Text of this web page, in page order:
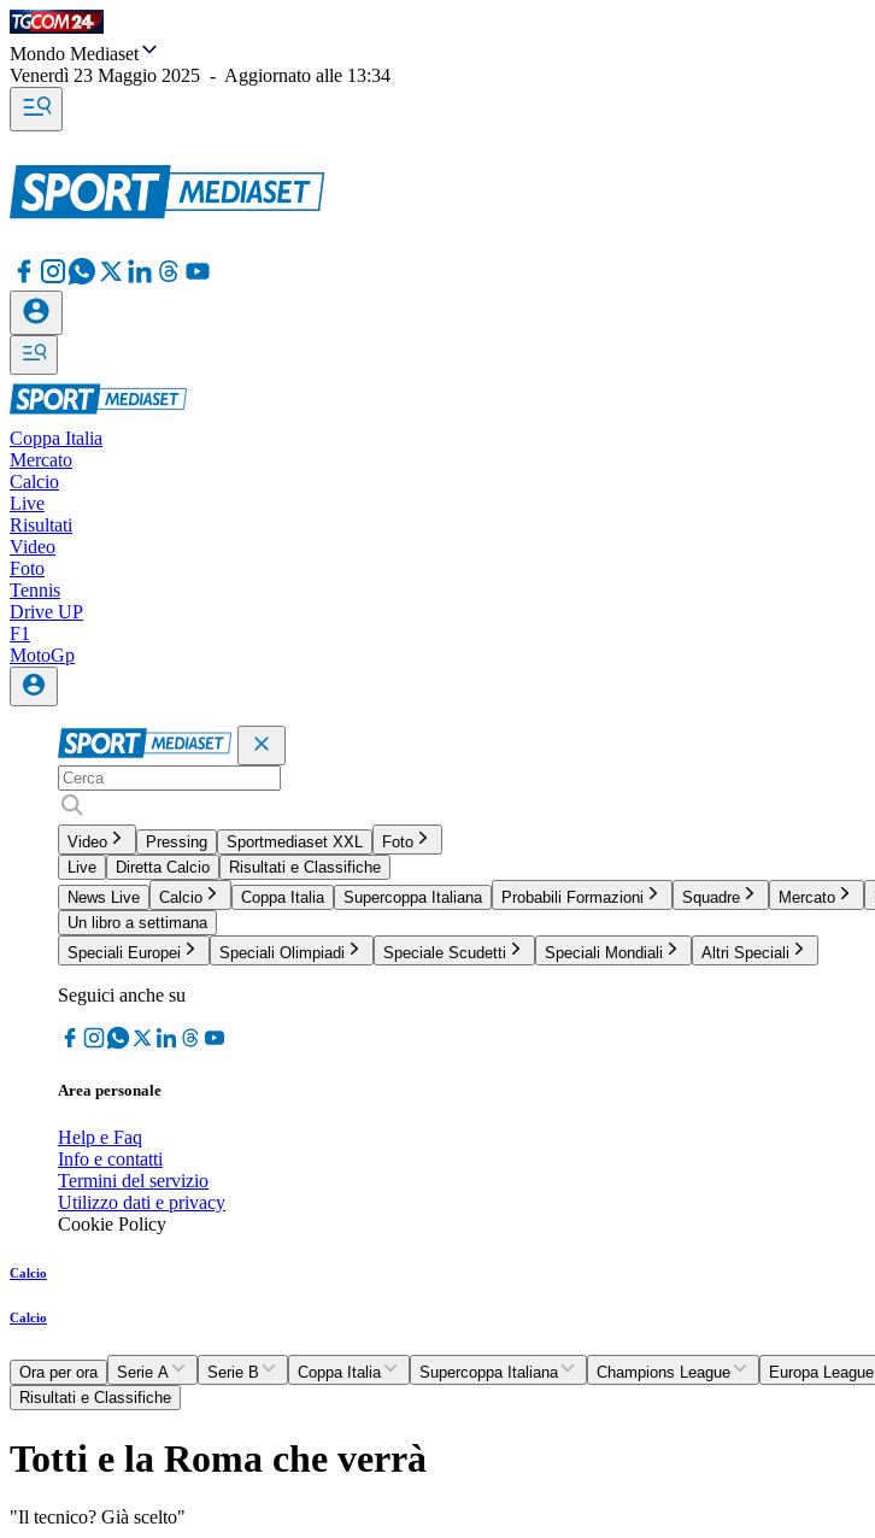
Mondo Mediaset
Venerdì 23 Maggio 2025 - Aggiornato alle 13:34
Coppa Italia
Mercato
Calcio
Live
Risultati
Video
Foto
Tennis
Drive UP
F1
MotoGp
Video Pressing Sportmediaset XXL
Foto
Live
Diretta Calcio
Risultati e Classifiche
News Live
Calcio Coppa Italia Supercoppa Italiana Probabili Formazioni Squadre Mercato
Un libro a settimana
Speciali Europei
Speciali Olimpiadi Speciale Scudetti Speciali Mondiali Altri Speciali
Seguici anche su
Area personale
Help e Faq
Info e contatti
Termini del servizio
Utilizzo dati e privacy
Cookie Policy
Calcio
Calcio
Ora per ora Serie A Serie B Coppa Italia Supercoppa Italiana Champions League Europa League
Risultati e Classifiche
Totti e la Roma che verrà
"Il tecnico? Già scelto"